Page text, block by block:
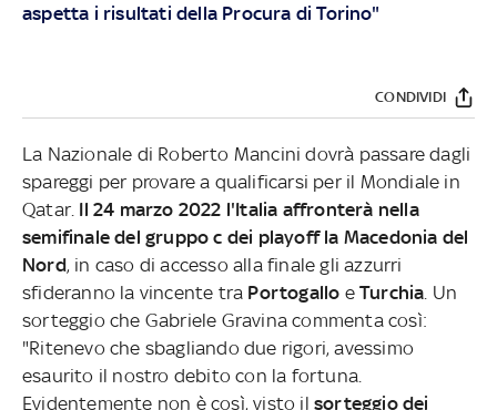
aspetta i risultati della Procura di Torino"
CONDIVIDI
La Nazionale di Roberto Mancini dovrà passare dagli
spareggi per provare a qualificarsi per il Mondiale in
Qatar. Il 24 marzo 2022 l'Italia affronterà nella
semifinale del gruppo c dei playoff la Macedonia del
Nord, in caso di accesso alla finale gli azzurri
sfideranno la vincente tra Portogallo eTurchia . Un
sorteggio che Gabriele Gravina commenta così:
"Ritenevo che sbagliando due rigori, avessimo
esaurito il nostro debito con la fortuna.
Evidentemente non è così, visto il sorteggio dei